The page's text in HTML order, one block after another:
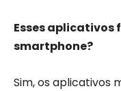
Esses
smartphone?
Sim, os aplicativos